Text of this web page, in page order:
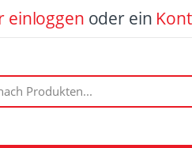
einloggen oder ein